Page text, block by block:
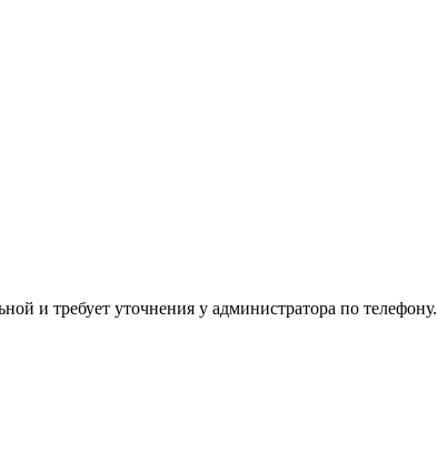
и требует уточнения у администратора по телефону.